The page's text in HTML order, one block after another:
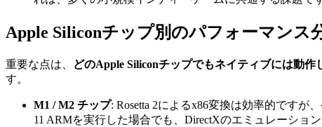
Apple Siliconチップ別のパフォーマンス
重要な点は、 どのApple Siliconチップでもネイティブには動作
す。
M1 / M2 チップ: Rosetta 2によるx86変換は効率的ですが
11 ARMを実行した場合でも、DirectXのエミュレーショ